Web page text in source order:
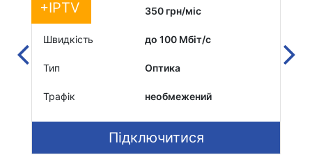
+IPTV
Вартість 350 грн/міс
Швидкість до 100 Мбіт/c
Тип Оптика
Трафік необмежений
Підключитися